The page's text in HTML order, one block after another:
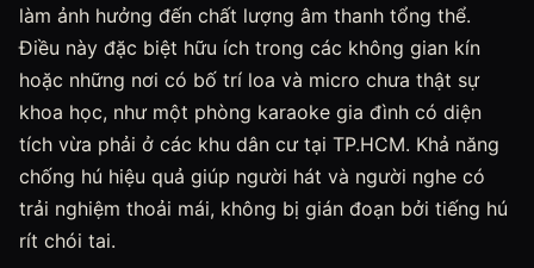
làm ảnh hưởng đến chất lượng âm thanh tổng thể.
Điều này đặc biệt hữu ích trong các không gian kín
hoặc những nơi có bố trí loa và micro chưa thật sự
khoa học, như một phòng karaoke gia đình có diện
tích vừa phải ở các khu dân cư tại TP.HCM. Khả năng
chống hú hiệu quả giúp người hát và người nghe có
trải nghiệm thoải mái, không bị gián đoạn bởi tiếng hú
rít chói tai.